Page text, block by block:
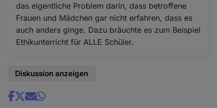
das eigentliche Problem darin, dass betroffene
Frauen und Mädchen gar nicht erfahren, dass es
auch anders ginge. Dazu bräuchte es zum Beispiel
Ethikunterricht für ALLE Schüler.
Diskussion anzeigen
Share